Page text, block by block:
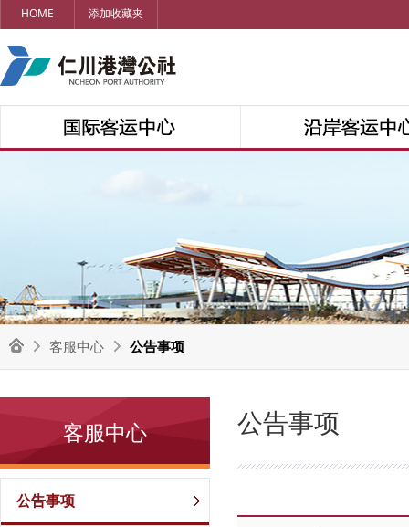
HOME 添加收藏夹
客服中心 公告事项
客服中心
公告事项
公告事项